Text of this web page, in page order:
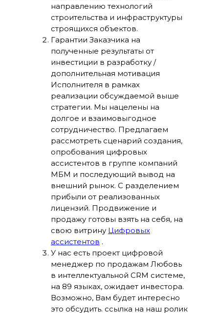
направлению технологий
строительства и инфраструктуры
строящихся объектов.
Гарантии Заказчика на
полученные результаты от
инвестиции в разработку /
дополнительная мотивация
Исполнителя в рамках
реализации обсуждаемой выше
стратегии. Мы нацелены на
долгое и взаимовыгодное
сотрудничество. Предлагаем
рассмотреть сценарий создания,
опробования цифровых
ассистентов в группе компаний
МБМ и последующий вывод на
внешний рынок. С разделением
прибыли от реализованных
лицензий. Продвижение и
продажу готовы взять на себя, на
свою витрину Цифровых
ассистентов .
У нас есть проект цифровой
менеджер по продажам Любовь
в интеллектуальной CRM системе,
на 89 языках, ожидает инвестора.
Возможно, Вам будет интересно
это обсудить. ссылка на наш ролик